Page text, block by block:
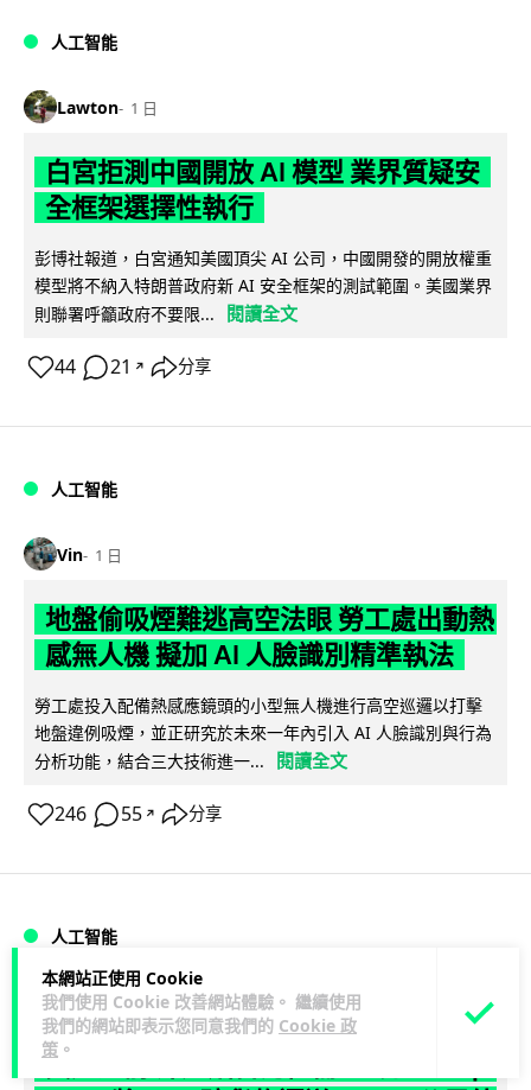
本網站正使用 Cookie
我們使用 Cookie 改善網站體驗。 繼續使用
我們的網站即表示您同意我們的 Cookie 政
策 。
人工智能
Lawton 1 日
白宮拒測中國開放 AI 模型 業界質疑安
全框架選擇性執行
彭博社報道，白宮通知美國頂尖 AI 公司，中國開發的開放權重
模型將不納入特朗普政府新 AI 安全框架的測試範圍。美國業界
則聯署呼籲政府不要限...
閱讀全文
44 21 ↗ 分享
人工智能
Vin 1 日
地盤偷吸煙難逃高空法眼 勞工處出動熱
感無人機 擬加 AI 人臉識別精準執法
勞工處投入配備熱感應鏡頭的小型無人機進行高空巡邏以打擊
地盤違例吸煙，並正研究於未來一年內引入 AI 人臉識別與行為
分析功能，結合三大技術進一...
閱讀全文
246 55 ↗ 分享
人工智能
Lawton 1 日
貨運火箭 沖繩飛台灣僅需 15 分鐘 Hop